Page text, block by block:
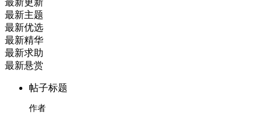
最新更新
最新主题
最新优选
最新精华
最新求助
最新悬赏
帖子标题
作者